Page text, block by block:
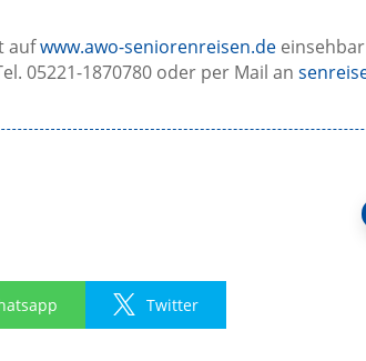
aufwww.awo-seniorenreisen.de
05221-1870780 oder per Mail an
Twitter